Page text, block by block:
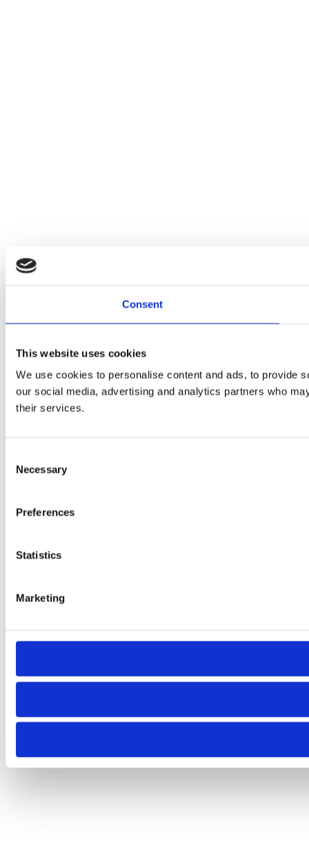
Consent
This website uses cookies
We use cookies to personalise content and ads, to provide
our social media, advertising and analytics partners who
their services.
Selection
Necessary
Preferences
Statistics
Marketing